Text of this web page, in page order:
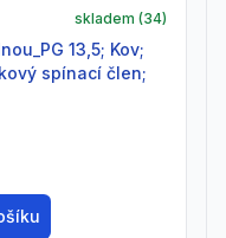
skladem (34)
spínací člen;